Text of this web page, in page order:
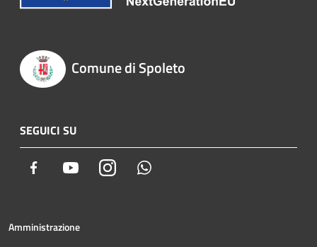
Comune di Spoleto
SEGUICI SU
Facebook YoutubeInstagram
Amministrazione